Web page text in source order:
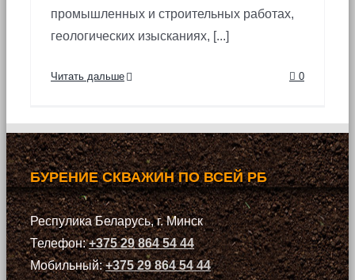
промышленных и строительных работах,
геологических изысканиях, [...]
Читать дальше 0
БУРЕНИЕ СКВАЖИН ПО ВСЕЙ РБ
Респулика Беларусь, г. Минск
Телефон:+375 29 864 54 44
Мобильный:+375 29 864 54 44